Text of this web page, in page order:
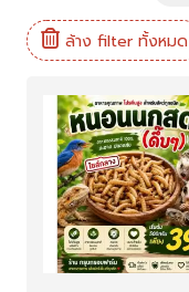
ล้าง filter ทั้งหมด